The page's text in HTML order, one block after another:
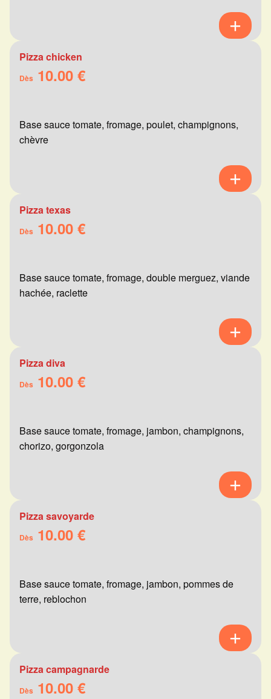
Pizza chicken
Dès 10.00 €
Base sauce tomate, fromage, poulet, champignons,
chèvre
Pizza texas
Dès 10.00 €
Base sauce tomate, fromage, double merguez, viande
hachée, raclette
Pizza diva
Dès 10.00 €
Base sauce tomate, fromage, jambon, champignons,
chorizo, gorgonzola
Pizza savoyarde
Dès 10.00 €
Base sauce tomate, fromage, jambon, pommes de
terre, reblochon
Pizza campagnarde
Dès 10.00 €